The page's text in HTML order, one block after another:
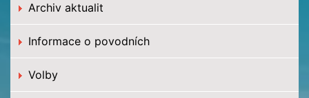
Archiv aktualit
Informace o povodních
Volby